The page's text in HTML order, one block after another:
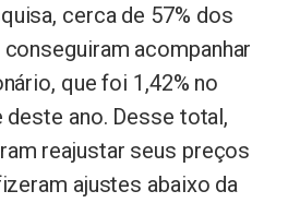
cerca de 57% dos
acompanhar
que foi 1,42% no
ano. Desse total,
reajustar seus preços
ajustes abaixo da